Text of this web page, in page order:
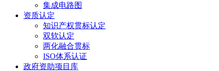
集成电路图
资质认定
知识产权贯标认定
双软认定
两化融合贯标
ISO体系认证
政府资助项目库